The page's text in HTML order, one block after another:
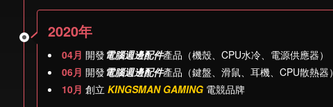
2020年
04月 開發 電腦週邊配件產品（機殼、CPU水冷、電源供應器）
06月 開發 電腦週邊配件產品（鍵盤、滑鼠、耳機、CPU散熱器）
10月 創立 KINGSMAN GAMING 電競品牌